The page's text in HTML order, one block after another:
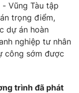
thao
Vũng Tàu tập
trọng điểm,
dự án hoàn
nghiệp tư nhân
công sớm được
trình đã phát